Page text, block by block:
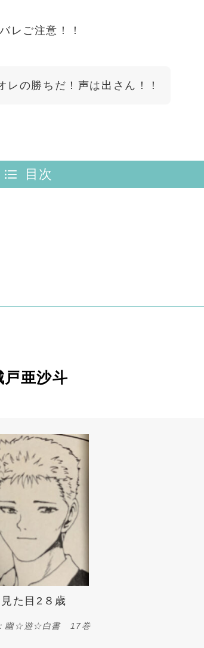
レご注意！！
の勝ちだ！声は出さん！！
目次
戸亜沙斗
見た目2８歳
幽☆遊☆白書 17巻